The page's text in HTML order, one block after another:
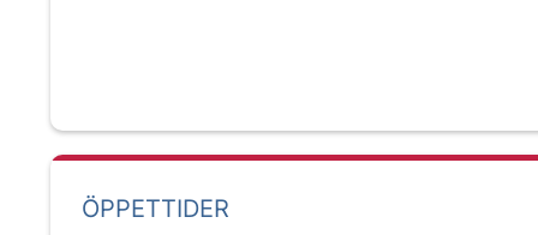
ÖPPETTIDER